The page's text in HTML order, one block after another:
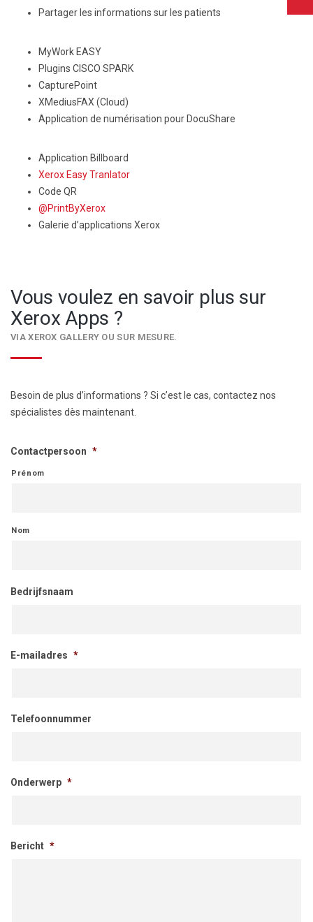
Partager les informations sur les patients
MyWork EASY
Plugins CISCO SPARK
CapturePoint
XMediusFAX (Cloud)
Application de numérisation pour DocuShare
Application Billboard
Xerox Easy Tranlator
Code QR
@PrintByXerox
Galerie d’applications Xerox
Vous voulez en savoir plus sur
Xerox Apps ?
VIA XEROX GALLERY OU SUR MESURE.
Besoin de plus d’informations ? Si c’est le cas, contactez nos
spécialistes dès maintenant.
Contactpersoon *
Prénom
Nom
Bedrijfsnaam
E-mailadres *
Telefoonnummer
Onderwerp *
Bericht *